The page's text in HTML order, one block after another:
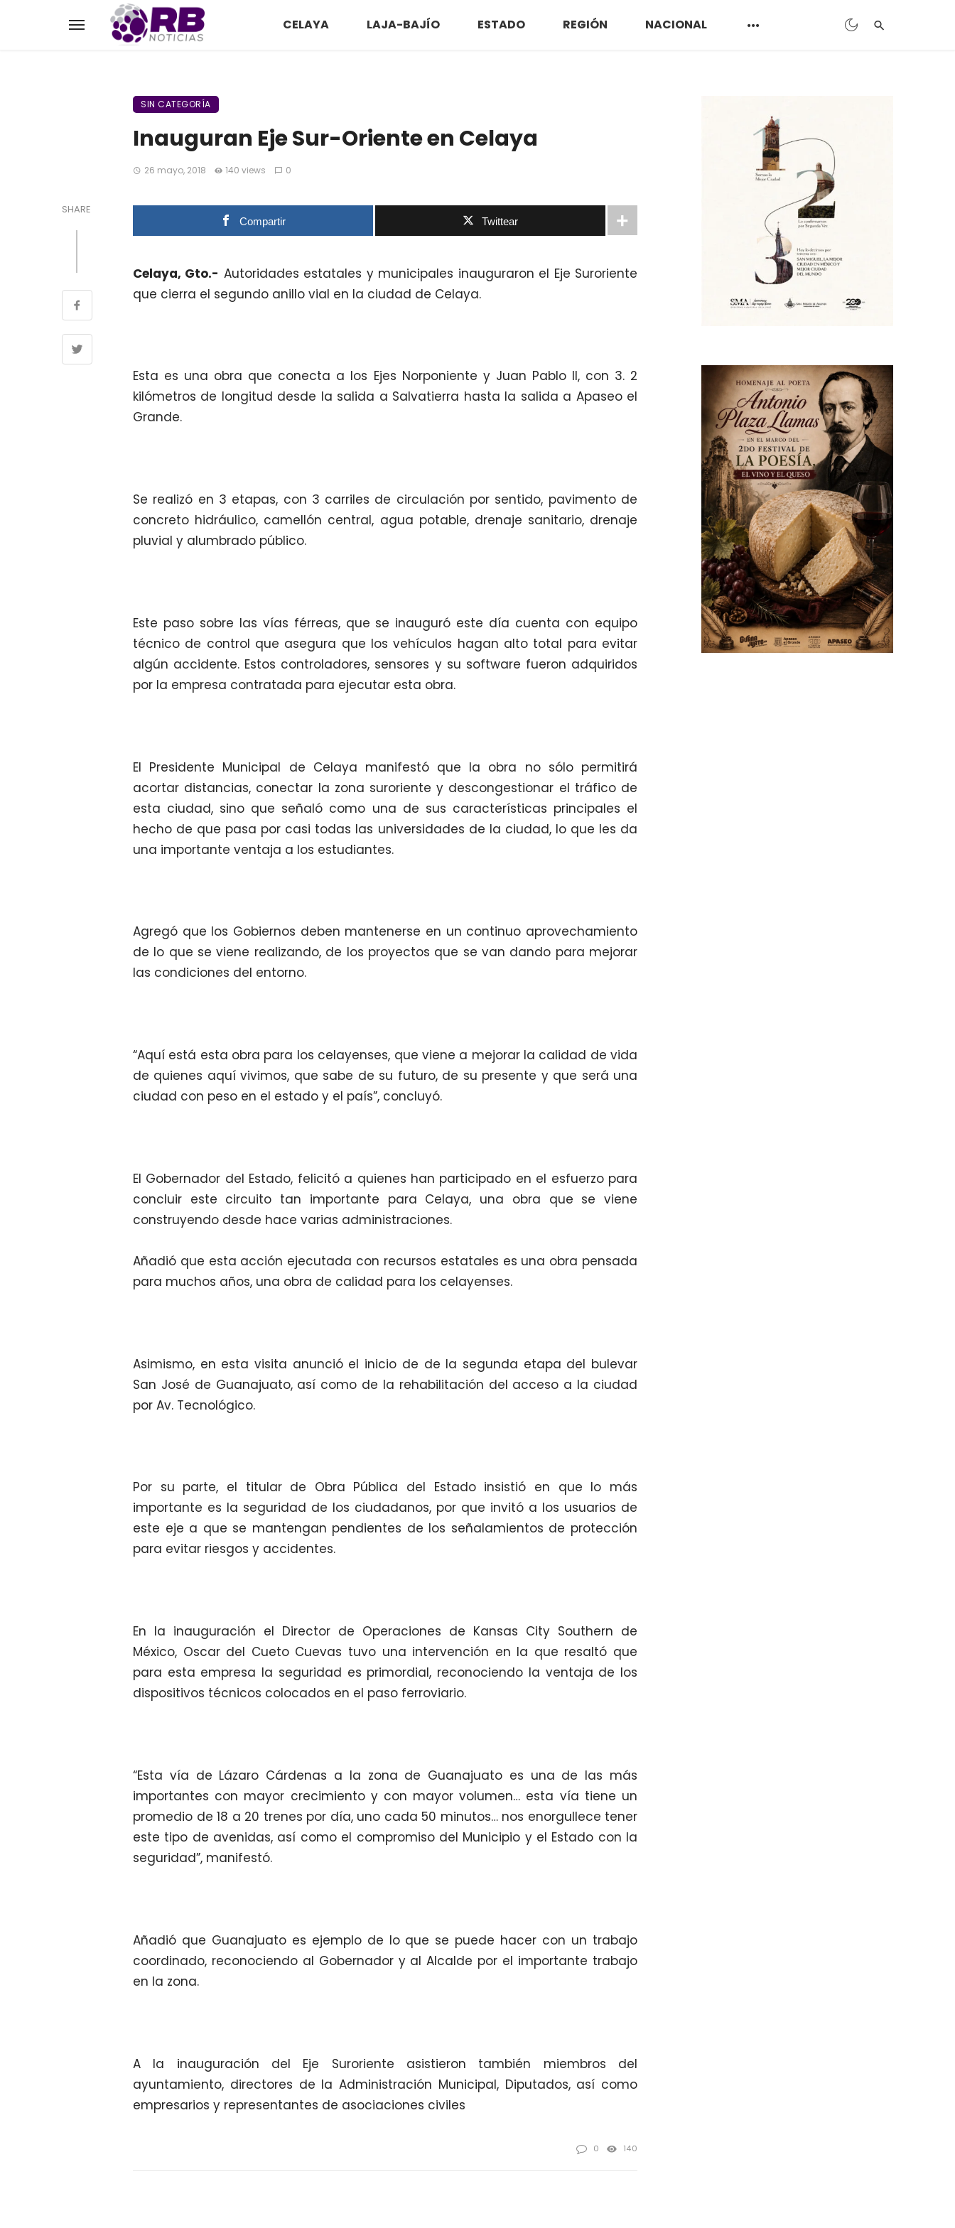
CELAYA LAJA-BAJÍO ESTADO REGIÓN NACIONAL
SIN CATEGORÍA
Inauguran Eje Sur-Oriente en Celaya
26 mayo, 2018 140 views 0
SHARE
Compartir Twittear
Celaya, Gto.- Autoridades estatales y municipales inauguraron el Eje Suroriente
que cierra el segundo anillo vial en la ciudad de Celaya.
Esta es una obra que conecta a los Ejes Norponiente y Juan Pablo II, con 3. 2
kilómetros de longitud desde la salida a Salvatierra hasta la salida a Apaseo el
Grande.
Se realizó en 3 etapas, con 3 carriles de circulación por sentido, pavimento de
concreto hidráulico, camellón central, agua potable, drenaje sanitario, drenaje
pluvial y alumbrado público.
Este paso sobre las vías férreas, que se inauguró este día cuenta con equipo
técnico de control que asegura que los vehículos hagan alto total para evitar
algún accidente. Estos controladores, sensores y su software fueron adquiridos
por la empresa contratada para ejecutar esta obra.
El Presidente Municipal de Celaya manifestó que la obra no sólo permitirá
acortar distancias, conectar la zona suroriente y descongestionar el tráfico de
esta ciudad, sino que señaló como una de sus características principales el
hecho de que pasa por casi todas las universidades de la ciudad, lo que les da
una importante ventaja a los estudiantes.
Agregó que los Gobiernos deben mantenerse en un continuo aprovechamiento
de lo que se viene realizando, de los proyectos que se van dando para mejorar
las condiciones del entorno.
“Aquí está esta obra para los celayenses, que viene a mejorar la calidad de vida
de quienes aquí vivimos, que sabe de su futuro, de su presente y que será una
ciudad con peso en el estado y el país”, concluyó.
El Gobernador del Estado, felicitó a quienes han participado en el esfuerzo para
concluir este circuito tan importante para Celaya, una obra que se viene
construyendo desde hace varias administraciones.
Añadió que esta acción ejecutada con recursos estatales es una obra pensada
para muchos años, una obra de calidad para los celayenses.
Asimismo, en esta visita anunció el inicio de de la segunda etapa del bulevar
San José de Guanajuato, así como de la rehabilitación del acceso a la ciudad
por Av. Tecnológico.
Por su parte, el titular de Obra Pública del Estado insistió en que lo más
importante es la seguridad de los ciudadanos, por que invitó a los usuarios de
este eje a que se mantengan pendientes de los señalamientos de protección
para evitar riesgos y accidentes.
En la inauguración el Director de Operaciones de Kansas City Southern de
México, Oscar del Cueto Cuevas tuvo una intervención en la que resaltó que
para esta empresa la seguridad es primordial, reconociendo la ventaja de los
dispositivos técnicos colocados en el paso ferroviario.
“Esta vía de Lázaro Cárdenas a la zona de Guanajuato es una de las más
importantes con mayor crecimiento y con mayor volumen… esta vía tiene un
promedio de 18 a 20 trenes por día, uno cada 50 minutos… nos enorgullece tener
este tipo de avenidas, así como el compromiso del Municipio y el Estado con la
seguridad”, manifestó.
Añadió que Guanajuato es ejemplo de lo que se puede hacer con un trabajo
coordinado, reconociendo al Gobernador y al Alcalde por el importante trabajo
en la zona.
A la inauguración del Eje Suroriente asistieron también miembros del
ayuntamiento, directores de la Administración Municipal, Diputados, así como
empresarios y representantes de asociaciones civiles
0 140